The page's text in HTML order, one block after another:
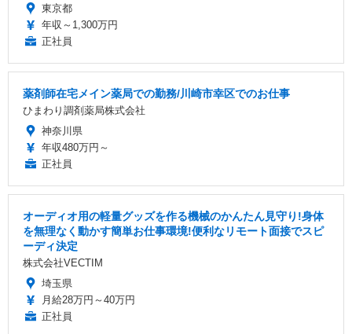
東京都
年収～1,300万円
正社員
薬剤師在宅メイン薬局での勤務/川崎市幸区でのお仕事
ひまわり調剤薬局株式会社
神奈川県
年収480万円～
正社員
オーディオ用の軽量グッズを作る機械のかんたん見守り!身体
を無理なく動かす簡単お仕事環境!便利なリモート面接でスピ
ーディ決定
株式会社VECTIM
埼玉県
月給28万円～40万円
正社員